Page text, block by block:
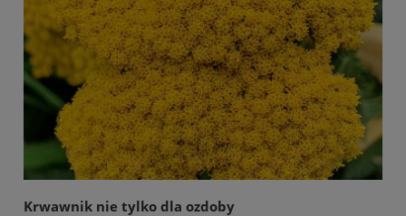
Krwawnik nie tylko dla ozdoby